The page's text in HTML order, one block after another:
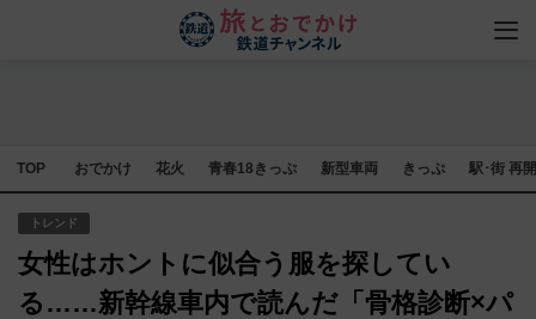
TOP おでかけ 花火 青春18きっぷ 新型車両 きっぷ 駅･街 再
トレンド
女性はホントに似合う服を探してい
る……新幹線車内で読んだ「骨格診断×パ